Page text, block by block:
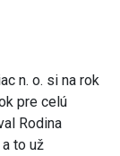
n. o. si na rok
pre celú
Rodina
to už